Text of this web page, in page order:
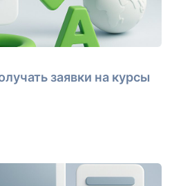
заявки на курсы